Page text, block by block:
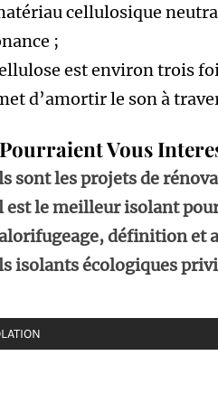
cellulosique
;
est environ trois
d’amortir le son à
Vous
sont les projets de
est le meilleur isolant
définition et
isolants écologiques